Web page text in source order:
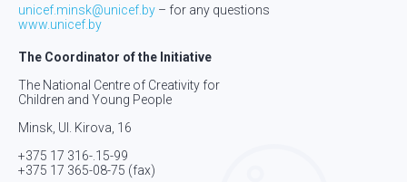
unicef.minsk@unicef.by – for any questions
www.unicef.by
The Coordinator of the Initiative
The National Centre of Creativity for
Children and Young People
Minsk, Ul. Kirova, 16
+375 17 316-.15-99
+375 17 365-08-75 (fax)